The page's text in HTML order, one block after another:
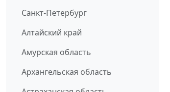
Санкт-Петербург
Алтайский край
Амурская область
Архангельская область